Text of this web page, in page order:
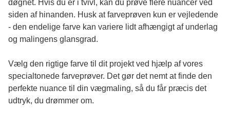
døgnet. Hvis du er i tvivl, kan du prøve flere nuancer ved
siden af hinanden. Husk at farveprøven kun er vejledende
- den endelige farve kan variere lidt afhængigt af underlag
og malingens glansgrad.
Vælg den rigtige farve til dit projekt ved hjælp af vores
specialtonede farveprøver. Det gør det nemt at finde den
perfekte nuance til din vægmaling, så du får præcis det
udtryk, du drømmer om.